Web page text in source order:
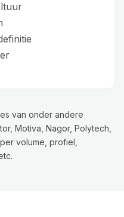
van onder andere
Motiva, Nagor, Polytech,
volume, profiel,